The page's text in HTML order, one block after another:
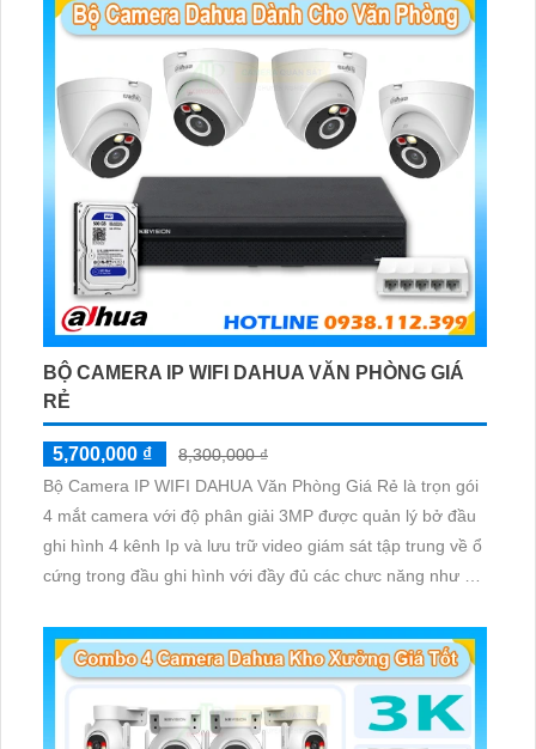
BỘ CAMERA IP WIFI DAHUA VĂN PHÒNG GIÁ
RẺ
5,700,000 ₫
8,300,000 ₫
Bộ Camera IP WIFI DAHUA Văn Phòng Giá Rẻ là trọn gói
4 mắt camera với độ phân giải 3MP được quản lý bở đầu
ghi hình 4 kênh Ip và lưu trữ video giám sát tập trung về ổ
cứng trong đầu ghi hình với đầy đủ các chưc năng như AI
giám sát có màu vào ban đêm